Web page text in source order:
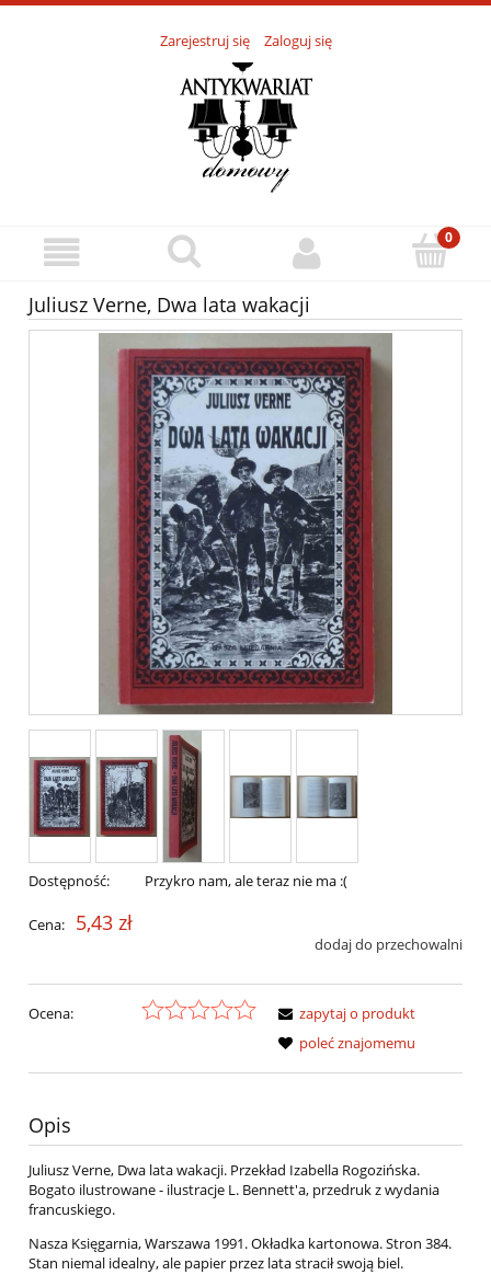
Zarejestruj się Zaloguj się
Juliusz Verne, Dwa lata wakacji
Dostępność: Przykro nam, ale teraz nie ma :(
Cena: 5,43 zł
dodaj do przechowalni
Ocena:
zapytaj o produkt
poleć znajomemu
Opis
Juliusz Verne, Dwa lata wakacji. Przekład Izabella Rogozińska.
Bogato ilustrowane - ilustracje L. Bennett'a, przedruk z wydania
francuskiego.
Nasza Księgarnia, Warszawa 1991. Okładka kartonowa. Stron 384.
Stan niemal idealny, ale papier przez lata stracił swoją biel.